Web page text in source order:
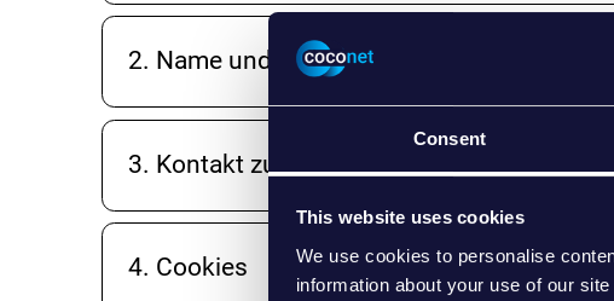
Consent
This website uses cookies
We use cookies to personalise
information about your use of our
2. Name und Anschrift des für die
3. Kontakt zum Datenschutzbeauftragten
4. Cookies